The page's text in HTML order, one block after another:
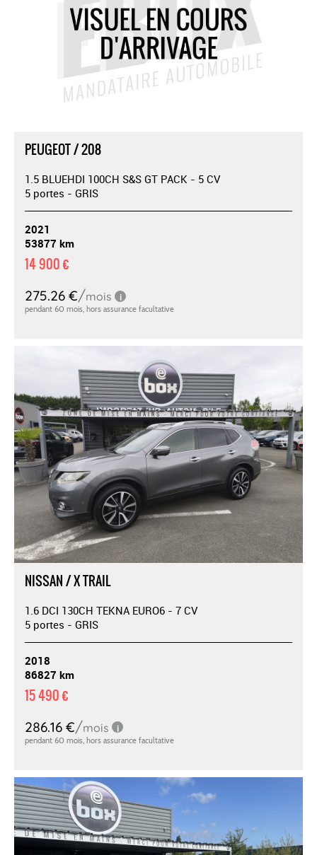
PEUGEOT / 208
1.5 BLUEHDI 100CH S&S GT PACK - 5 CV
5 portes - GRIS
2021
53877 km
14 900 €
NISSAN / X TRAIL
1.6 DCI 130CH TEKNA EURO6 - 7 CV
5 portes - GRIS
2018
86827 km
15 490 €